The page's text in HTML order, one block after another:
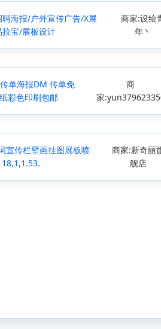
海报/户外宣传广告/X展
宝/展板设计
商家:设绘
年丶
单海报DM 传单免
彩色印刷包邮
商
家
宣传栏壁画挂图展板喷
商家:新奇丽
舰店